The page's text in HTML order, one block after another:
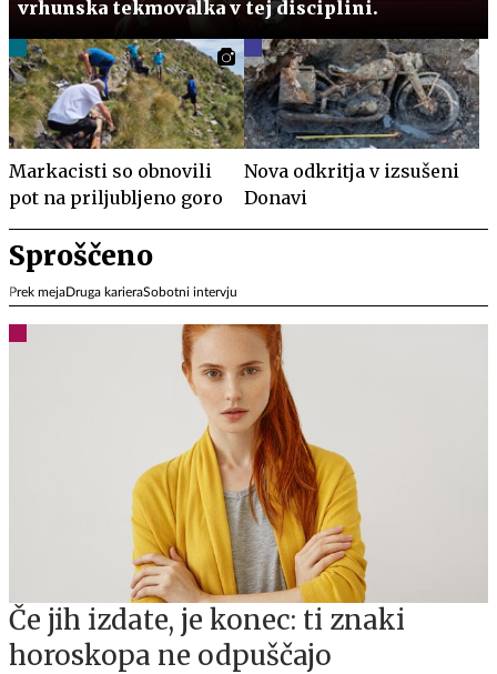
vrhunska tekmovalka v tej disciplini.
Markacisti so obnovili
pot na priljubljeno goro
Nova odkritja v izsušeni
Donavi
Sproščeno
Prek mejaDruga karieraSobotni intervju
Če jih izdate, je konec: ti znaki
horoskopa ne odpuščajo